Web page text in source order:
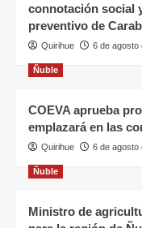
connotación social
preventivo de
Quirihue 6 de agosto
Ñuble
COEVA aprueba
emplazará en las
Quirihue 6 de agosto
Ñuble
Ministro de